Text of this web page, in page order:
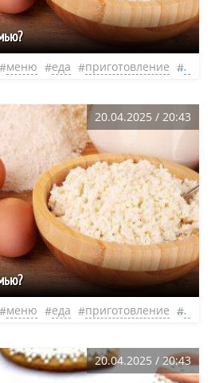
меню еда приготовление
20.04.2025 / 20:43
меню еда приготовление
20.04.2025 / 20:43